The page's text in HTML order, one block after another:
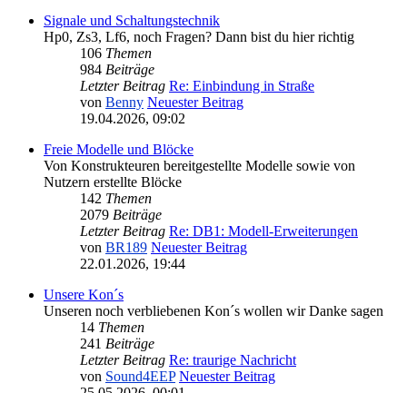
Signale und Schaltungstechnik
Hp0, Zs3, Lf6, noch Fragen? Dann bist du hier richtig
106 Themen
984 Beiträge
Letzter Beitrag Re: Einbindung in Straße
von Benny Neuester Beitrag
19.04.2026, 09:02
Freie Modelle und Blöcke
Von Konstrukteuren bereitgestellte Modelle sowie von
Nutzern erstellte Blöcke
142 Themen
2079 Beiträge
Letzter Beitrag Re: DB1: Modell-Erweiterungen
von BR189 Neuester Beitrag
22.01.2026, 19:44
Unsere Kon´s
Unseren noch verbliebenen Kon´s wollen wir Danke sagen
14 Themen
241 Beiträge
Letzter Beitrag Re: traurige Nachricht
von Sound4EEP Neuester Beitrag